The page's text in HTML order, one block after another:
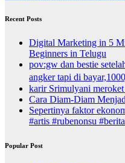
Recent Posts
Digital Marketing in 5
Beginners in Telugu
pov:gw dan bestie
angker tapi di
karir Srimulyani
Cara Diam-Diam
Sepertinya faktor
#artis #rubenonsu #berita
Popular Post